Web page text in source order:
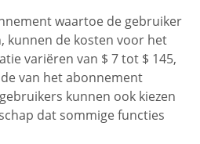
waartoe de gebruiker
kunnen de kosten voor het
variëren van $ 7 tot $ 145,
van het abonnement
kunnen ook kiezen
dat sommige functies